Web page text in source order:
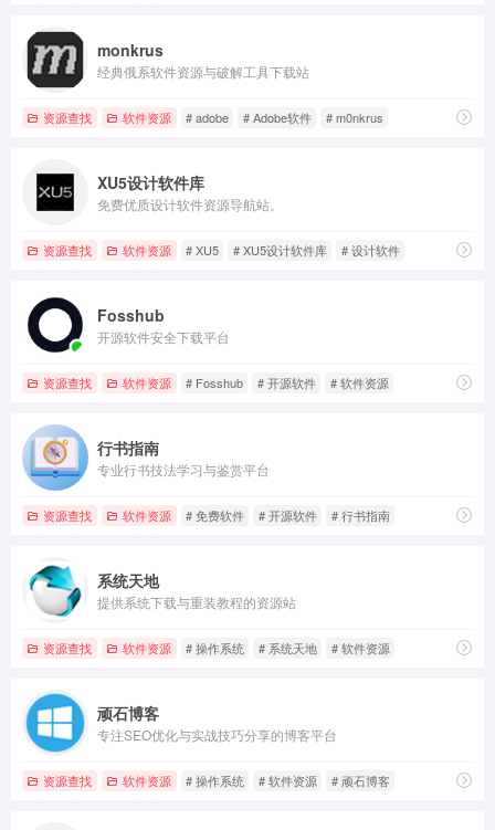
monkrus
经典俄系软件资源与破解工具下载站
资源查找 软件资源 # adobe # Adobe软件 # m0nkrus
XU5设计软件库
免费优质设计软件资源导航站。
资源查找 软件资源 # XU5 # XU5设计软件库 # 设计软件
Fosshub
开源软件安全下载平台
资源查找 软件资源 # Fosshub # 开源软件 # 软件资源
行书指南
专业行书技法学习与鉴赏平台
资源查找 软件资源 # 免费软件 # 开源软件 # 行书指南
系统天地
提供系统下载与重装教程的资源站
资源查找 软件资源 # 操作系统 # 系统天地 # 软件资源
顽石博客
专注SEO优化与实战技巧分享的博客平台
资源查找 软件资源 # 操作系统 # 软件资源 # 顽石博客